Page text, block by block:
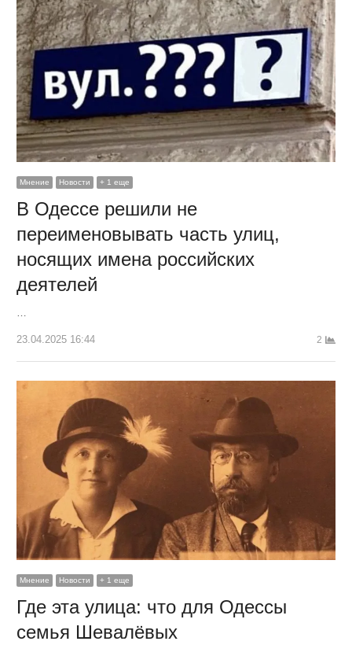
Мнение Новости + 1 еще
В Одессе решили не
переименовывать часть улиц,
носящих имена российских
деятелей
23.04.2025 16:44 2
Мнение Новости + 1 еще
Где эта улица: что для Одессы
семья Шевалёвых